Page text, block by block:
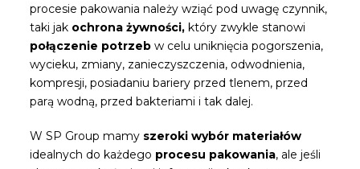
procesie pakowania należy wziąć pod uwagę czynnik,
taki jak ochrona żywności, który zwykle stanowi
połączenie potrzeb w celu uniknięcia pogorszenia,
wycieku, zmiany, zanieczyszczenia, odwodnienia,
kompresji, posiadaniu bariery przed tlenem, przed
parą wodną, ​​przed bakteriami i tak dalej.
W SP Group mamy szeroki wybór materiałów
idealnych do każdego procesu pakowania, ale jeśli